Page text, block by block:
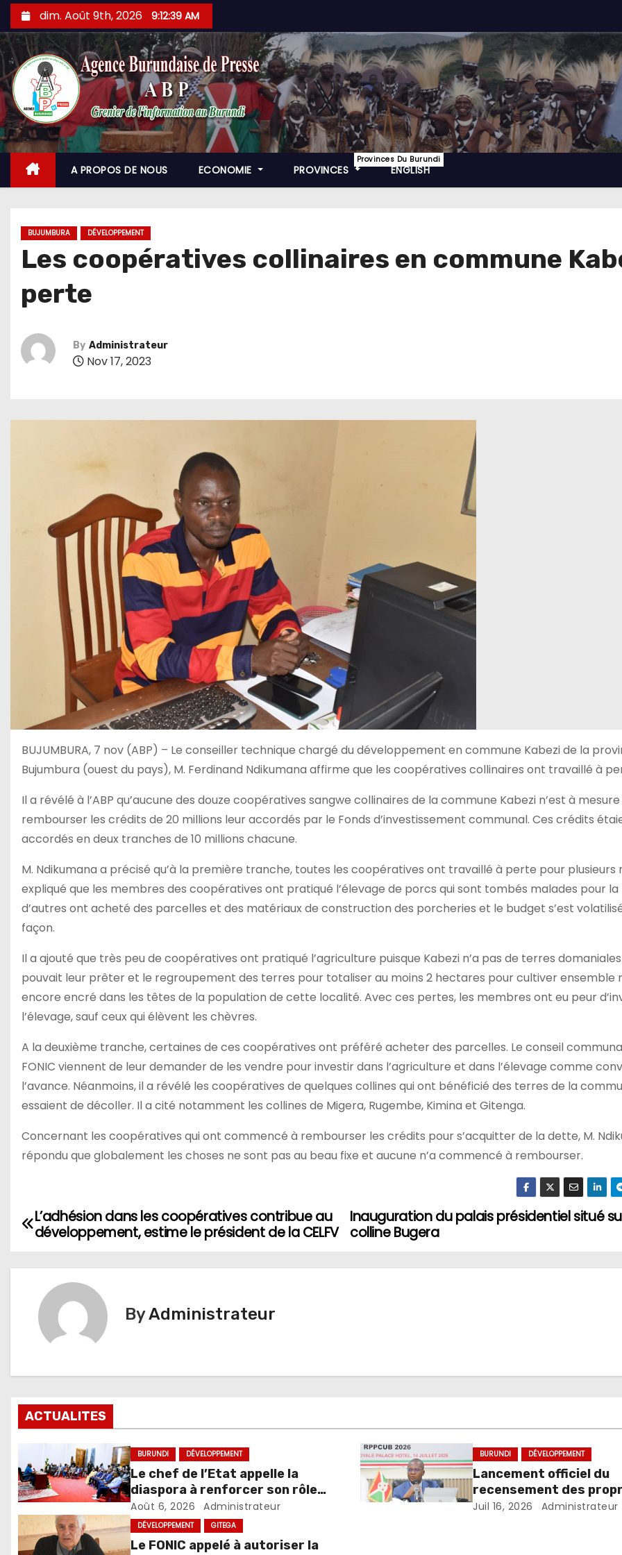
Skip
to
content
dim. Août 9th, 2026 9:12:40 AM
A PROPOS DE NOUS ECONOMIE PROVINCES
Provinces Du Burundi
ENGLISH
BUJUMBURA DÉVELOPPEMENT
Les coopératives collinaires en commune
perte
By Administrateur
Nov 17, 2023
BUJUMBURA, 7 nov (ABP) – Le conseiller technique chargé du développement en commune Kabezi de la
Bujumbura (ouest du pays), M. Ferdinand Ndikumana affirme que les coopératives collinaires ont travaillé à
Il a révélé à l’ABP qu’aucune des douze coopératives sangwe collinaires de la commune Kabezi n’est à
rembourser les crédits de 20 millions leur accordés par le Fonds d’investissement communal. Ces crédits
accordés en deux tranches de 10 millions chacune.
M. Ndikumana a précisé qu’à la première tranche, toutes les coopératives ont travaillé à perte pour plusieurs
expliqué que les membres des coopératives ont pratiqué l’élevage de porcs qui sont tombés malades pour
d’autres ont acheté des parcelles et des matériaux de construction des porcheries et le budget s’est
façon.
Il a ajouté que très peu de coopératives ont pratiqué l’agriculture puisque Kabezi n’a pas de terres domaniales
pouvait leur prêter et le regroupement des terres pour totaliser au moins 2 hectares pour cultiver ensemble
encore encré dans les têtes de la population de cette localité. Avec ces pertes, les membres ont eu peur
l’élevage, sauf ceux qui élèvent les chèvres.
A la deuxième tranche, certaines de ces coopératives ont préféré acheter des parcelles. Le conseil
FONIC viennent de leur demander de les vendre pour investir dans l’agriculture et dans l’élevage comme
l’avance. Néanmoins, il a révélé les coopératives de quelques collines qui ont bénéficié des terres de la
essaient de décoller. Il a cité notamment les collines de Migera, Rugembe, Kimina et Gitenga.
Concernant les coopératives qui ont commencé à rembourser les crédits pour s’acquitter de la dette, M.
répondu que globalement les choses ne sont pas au beau fixe et aucune n’a commencé à rembourser.
Navigation
l’article
Inauguration du palais présidentiel situé
colline Bugera
L’adhésion dans les coopératives contribue au
développement, estime le président de la CELFV
ByAdministrateur
ACTUALITES
BURUNDI DÉVELOPPEMENT
Le chef de l’Etat appelle la
diaspora à renforcer son rôle
dans le développement du pays
Août 6, 2026 Administrateur
BURUNDI DÉVELOPPEMENT
Lancement officiel du
recensement des
des propriétés ou
Juil 16, 2026 Administrateur
DÉVELOPPEMENT GITEGA
Le FONIC appelé à autoriser la